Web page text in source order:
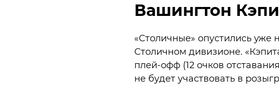
Вашингтон
«Столичные» опустились уже
Столичном дивизионе.
плей-офф (12 очков
не будет участвовать в